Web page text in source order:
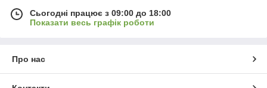
Сьогодні працює з 09:00 до 18:00
Показати весь графік роботи
Про нас